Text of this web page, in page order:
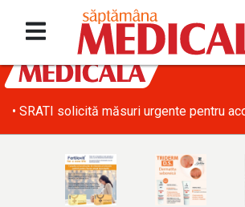
• SRATI solicită măsuri urgente pentru